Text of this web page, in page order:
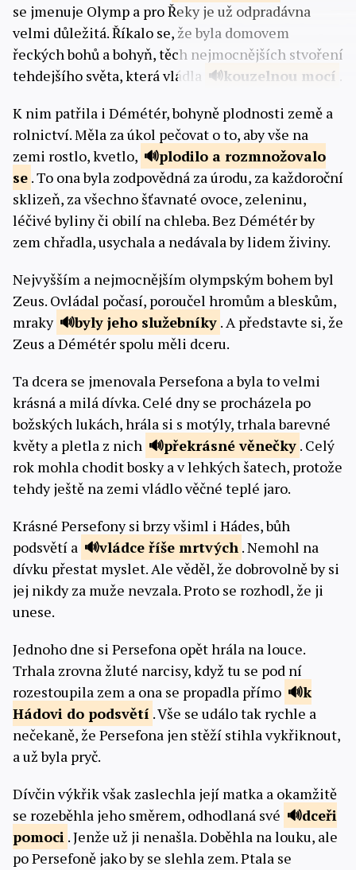
se jmenuje Olymp a pro Řeky je už odpradávna
velmi důležitá. Říkalo se, že byla domovem
řeckých bohů a bohyň, těch nejmocnějších stvoření
tehdejšího světa, která vládla
kouzelnou mocí .
K nim patřila i Démétér, bohyně plodnosti země a
rolnictví. Měla za úkol pečovat o to, aby vše na
zemi rostlo, kvetlo,
plodilo a rozmnožovalo
se . To ona byla zodpovědná za úrodu, za každoroční
sklizeň, za všechno šťavnaté ovoce, zeleninu,
léčivé byliny či obilí na chleba. Bez Démétér by
zem chřadla, usychala a nedávala by lidem živiny.
Nejvyšším a nejmocnějším olympským bohem byl
Zeus. Ovládal počasí, poroučel hromům a bleskům,
mraky
byly jeho služebníky . A představte si, že
Zeus a Démétér spolu měli dceru.
Ta dcera se jmenovala Persefona a byla to velmi
krásná a milá dívka. Celé dny se procházela po
božských lukách, hrála si s motýly, trhala barevné
květy a pletla z nich
překrásnévěnečky . Celý
rok mohla chodit bosky a v lehkých šatech, protože
tehdy ještě na zemi vládlo věčné teplé jaro.
Krásné Persefony si brzy všiml i Hádes, bůh
podsvětí a
vládce říše mrtvých . Nemohl na
dívku přestat myslet. Ale věděl, že dobrovolně by si
jej nikdy za muže nevzala. Proto se rozhodl, že ji
unese.
Jednoho dne si Persefona opět hrála na louce.
Trhala zrovna žluté narcisy, když tu se pod ní
rozestoupila zem a ona se propadla přímo
k
Hádovi do podsvětí . Vše se událo tak rychle a
nečekaně, že Persefona jen stěží stihla vykřiknout,
a už byla pryč.
Dívčin výkřik však zaslechla její matka a okamžitě
se rozeběhla jeho směrem, odhodlaná své
dceři
pomoci . Jenže už ji nenašla. Doběhla na louku, ale
po Persefoně jako by se slehla zem. Ptala se